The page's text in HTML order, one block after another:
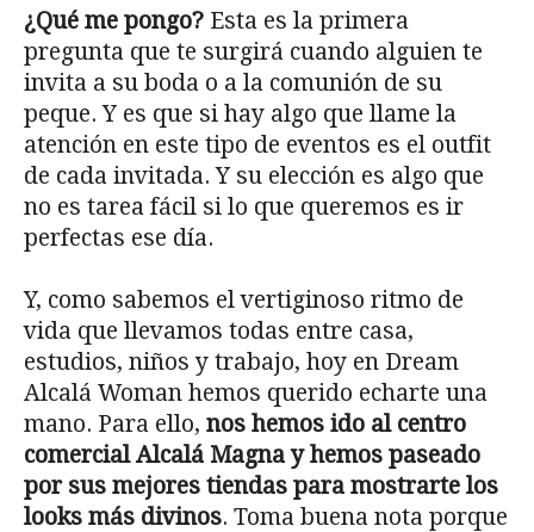
¿Qué me pongo? Esta es la primera
pregunta que te surgirá cuando alguien te
invita a su boda o a la comunión de su
peque. Y es que si hay algo que llame la
atención en este tipo de eventos es el outfit
de cada invitada. Y su elección es algo que
no es tarea fácil si lo que queremos es ir
perfectas ese día.
Y, como sabemos el vertiginoso ritmo de
vida que llevamos todas entre casa,
estudios, niños y trabajo, hoy en Dream
Alcalá Woman hemos querido echarte una
mano. Para ello, nos hemos ido al centro
comercial Alcalá Magna y hemos paseado
por sus mejores tiendas para mostrarte los
looks más divinos. Toma buena nota porque